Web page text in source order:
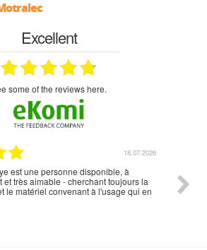
Excellent
some of the reviews here.
18.07.2026
est une personne disponible, à
et très aimable - cherchant toujours la
le matériel convenant à l'usage qui en